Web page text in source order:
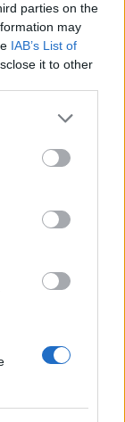
parties on the
may
IAB’s List of
it to other
maturalne Testy
osobowości Kariera